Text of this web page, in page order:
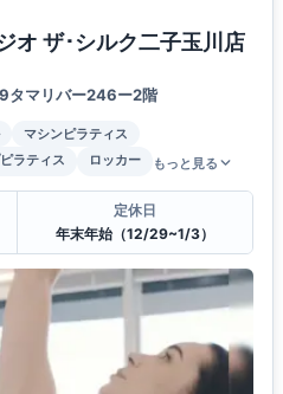
オ ザ･シルク二子玉川店
タマリバー246ー2階
マシンピラティス
ラティス ロッカー もっと見る
定休日
年末年始（12/29~1/3）